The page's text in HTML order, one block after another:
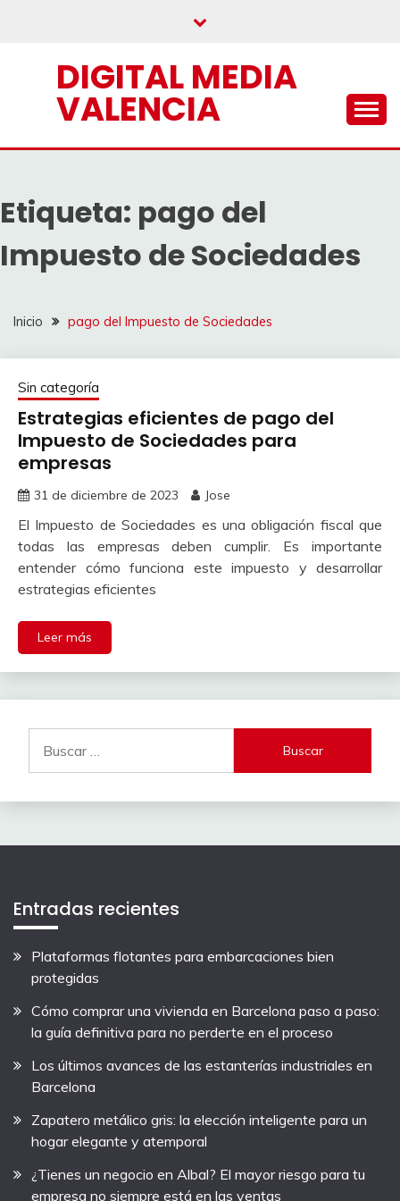
DIGITAL MEDIA
VALENCIA
Etiqueta: pago del
Impuesto de Sociedades
Inicio pago del Impuesto de Sociedades
Sin categoría
Estrategias eficientes de pago del
Impuesto de Sociedades para
empresas
31 de diciembre de 2023 Jose
El Impuesto de Sociedades es una obligación fiscal que
todas las empresas deben cumplir. Es importante
entender cómo funciona este impuesto y desarrollar
estrategias eficientes
Leer más
Entradas recientes
Plataformas flotantes para embarcaciones bien
protegidas
Cómo comprar una vivienda en Barcelona paso a paso:
la guía definitiva para no perderte en el proceso
Los últimos avances de las estanterías industriales en
Barcelona
Zapatero metálico gris: la elección inteligente para un
hogar elegante y atemporal
¿Tienes un negocio en Albal? El mayor riesgo para tu
empresa no siempre está en las ventas